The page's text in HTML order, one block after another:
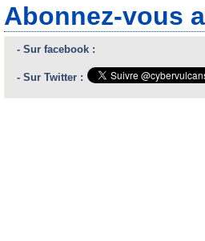
Abonnez-vous
- Sur facebook :
- Sur Twitter :